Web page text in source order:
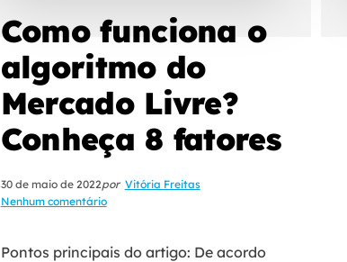
Como funciona o
algoritmo do
Mercado Livre?
Conheça 8 fatores
30 de maio de 2022por Vitória Freitas
Nenhum comentário
Pontos principais do artigo: De acordo